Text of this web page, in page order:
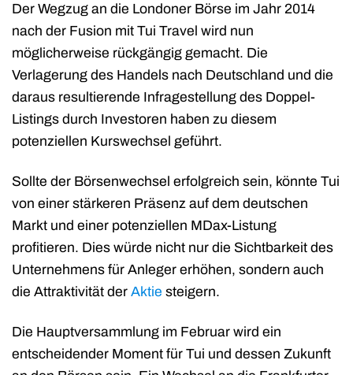
Der Wegzug an die Londoner Börse im Jahr 2014
nach der Fusion mit Tui Travel wird nun
möglicherweise rückgängig gemacht. Die
Verlagerung des Handels nach Deutschland und die
daraus resultierende Infragestellung des Doppel-
Listings durch Investoren haben zu diesem
potenziellen Kurswechsel geführt.
Sollte der Börsenwechsel erfolgreich sein, könnte Tui
von einer stärkeren Präsenz auf dem deutschen
Markt und einer potenziellen MDax-Listung
profitieren. Dies würde nicht nur die Sichtbarkeit des
Unternehmens für Anleger erhöhen, sondern auch
die Attraktivität der Aktie steigern.
Die Hauptversammlung im Februar wird ein
entscheidender Moment für Tui und dessen Zukunft